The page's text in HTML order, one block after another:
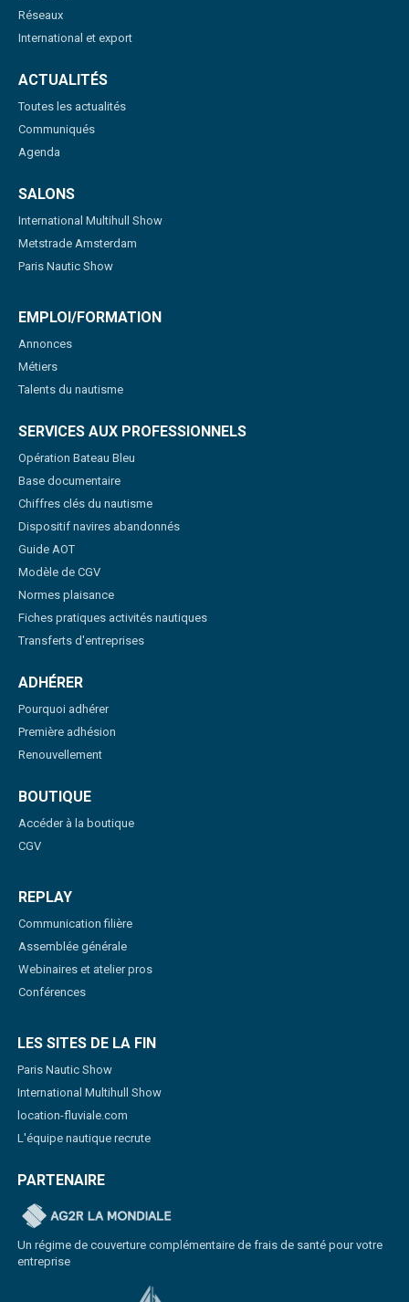
Réseaux
International et export
ACTUALITÉS
Toutes les actualités
Communiqués
Agenda
SALONS
International Multihull Show
Metstrade Amsterdam
Paris Nautic Show
EMPLOI/FORMATION
Annonces
Métiers
Talents du nautisme
SERVICES AUX PROFESSIONNELS
Opération Bateau Bleu
Base documentaire
Chiffres clés du nautisme
Dispositif navires abandonnés
Guide AOT
Modèle de CGV
Normes plaisance
Fiches pratiques activités nautiques
Transferts d'entreprises
ADHÉRER
Pourquoi adhérer
Première adhésion
Renouvellement
BOUTIQUE
Accéder à la boutique
CGV
REPLAY
Communication filière
Assemblée générale
Webinaires et atelier pros
Conférences
LES SITES DE LA FIN
Paris Nautic Show
International Multihull Show
location-fluviale.com
L'équipe nautique recrute
PARTENAIRE
Un régime de couverture complémentaire de frais de santé pour votre
entreprise